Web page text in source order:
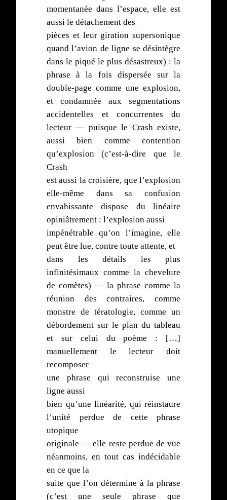
momentanée dans l’espace, elle est
aussi le détachement des
pièces et leur giration supersonique
quand l’avion de ligne se désintègre
dans le piqué le plus désastreux) : la
phrase à la fois dispersée sur la
double-page comme une explosion,
et condamnée aux segmentations
accidentelles et concurrentes du
lecteur — puisque le Crash existe,
aussi bien comme contention
qu’explosion (c’est-à-dire que le
Crash
est aussi la croisière, que l’explosion
elle-même dans sa confusion
envahissante dispose du linéaire
opiniâtrement : l’explosion aussi
impénétrable qu’on l’imagine, elle
peut être lue, contre toute attente, et
dans les détails les plus
infinitésimaux comme la chevelure
de comètes) — la phrase comme la
réunion des contraires, comme
monstre de tératologie, comme un
débordement sur le plan du tableau
et sur celui du poème : […]
manuellement le lecteur doit
recomposer
une phrase qui reconstruise une
ligne aussi
bien qu’une linéarité, qui réinstaure
l’unité perdue de cette phrase
utopique
originale — elle reste perdue de vue
néanmoins, en tout cas indécidable
en ce que la
suite que l’on détermine à la phrase
(c’est une seule phrase que